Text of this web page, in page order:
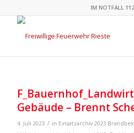
IM NOTFALL 112
Gebäude – Brennt
4. Juli 2023 / in Einsatzarchiv 2023